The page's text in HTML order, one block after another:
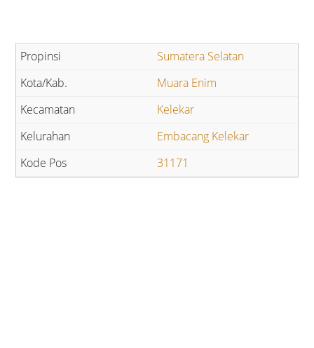
Sumatera Selatan
Muara Enim
Kelekar
Embacang Kelekar
31171